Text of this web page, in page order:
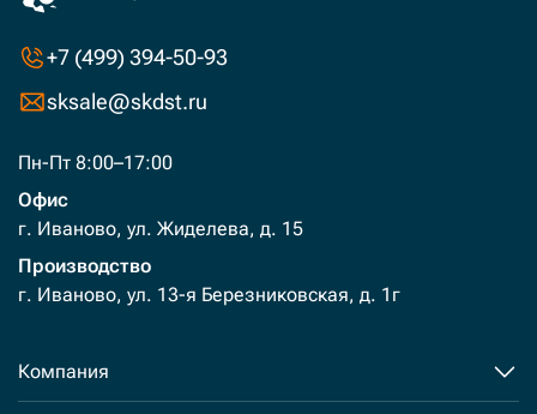
+7 (499) 394-50-93
sksale@skdst.ru
Пн-Пт 8:00–17:00
Офис
г. Иваново, ул. Жиделева, д. 15
Производство
г. Иваново, ул. 13-я Березниковская, д. 1г
Компания